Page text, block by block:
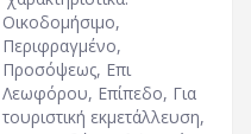
Οικοδομήσιμο,
Περιφραγμένο,
Προσόψεως, Επι
Λεωφόρου, Επίπεδο, Για
τουριστική εκμετάλλευση,